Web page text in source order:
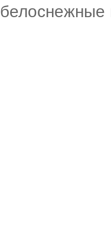
белоснежные